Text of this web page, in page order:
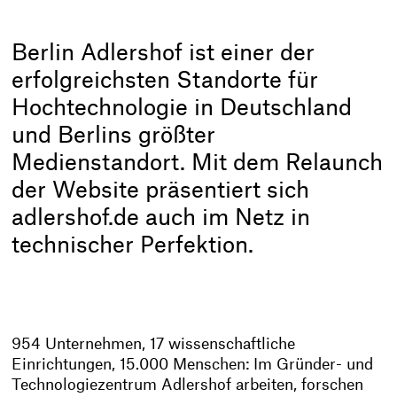
Berlin Adlershof ist einer der
erfolgreichsten Standorte für
Hochtechnologie in Deutschland
und Berlins größter
Medienstandort. Mit dem Relaunch
der Website präsentiert sich
adlershof.de auch im Netz in
technischer Perfektion.
954 Unternehmen, 17 wissenschaftliche
Einrichtungen, 15.000 Menschen: Im Gründer- und
Technologiezentrum Adlershof arbeiten, forschen